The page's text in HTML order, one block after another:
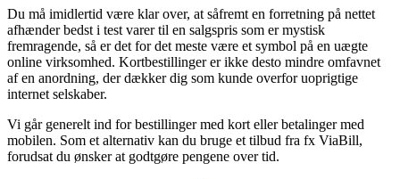
Du må imidlertid være klar over, at såfremt en forretning på nettet
afhænder bedst i test varer til en salgspris som er mystisk
fremragende, så er det for det meste være et symbol på en uægte
online virksomhed. Kortbestillinger er ikke desto mindre omfavnet
af en anordning, der dækker dig som kunde overfor uoprigtige
internet selskaber.
Vi går generelt ind for bestillinger med kort eller betalinger med
mobilen. Som et alternativ kan du bruge et tilbud fra fx ViaBill,
forudsat du ønsker at godtgøre pengene over tid.